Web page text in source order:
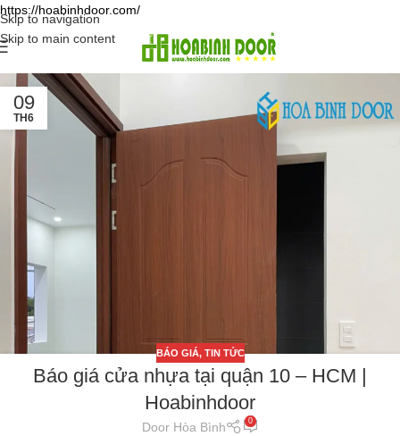
https://hoabinhdoor.com/
Skip to navigation
Skip to main content
09
TH6
BÁO GIÁ, TIN TỨC
Báo giá cửa nhựa tại quận 10 – HCM |
Hoabinhdoor
Door Hòa Bình 0